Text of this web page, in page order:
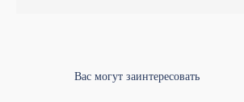
Вас могут заинтересовать